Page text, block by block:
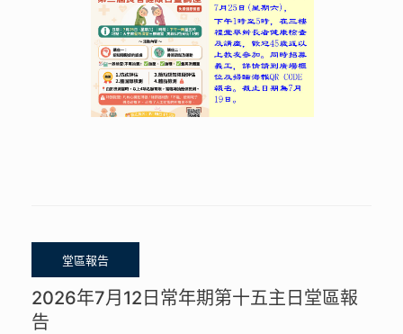
2026年7月12日常年期第十五主日堂區報
告